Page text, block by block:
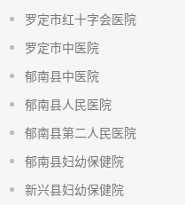
罗定市红十字会医院
罗定市中医院
郁南县中医院
郁南县人民医院
郁南县第二人民医院
郁南县妇幼保健院
新兴县妇幼保健院